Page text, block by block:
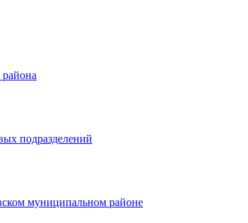
подразделений
муниципальном районе